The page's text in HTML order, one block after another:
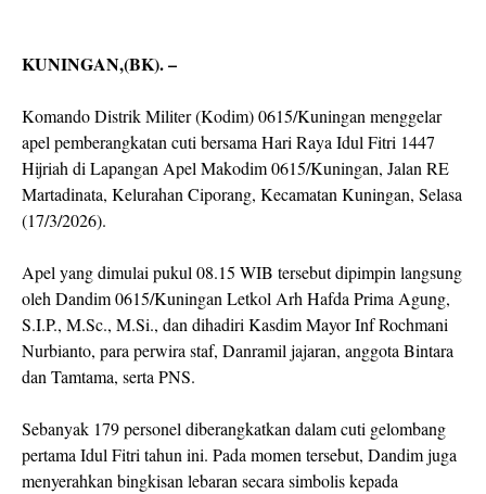
KUNINGAN,(BK). –
Komando Distrik Militer (Kodim) 0615/Kuningan menggelar
apel pemberangkatan cuti bersama Hari Raya Idul Fitri 1447
Hijriah di Lapangan Apel Makodim 0615/Kuningan, Jalan RE
Martadinata, Kelurahan Ciporang, Kecamatan Kuningan, Selasa
(17/3/2026).
Apel yang dimulai pukul 08.15 WIB tersebut dipimpin langsung
oleh Dandim 0615/Kuningan Letkol Arh Hafda Prima Agung,
S.I.P., M.Sc., M.Si., dan dihadiri Kasdim Mayor Inf Rochmani
Nurbianto, para perwira staf, Danramil jajaran, anggota Bintara
dan Tamtama, serta PNS.
Sebanyak 179 personel diberangkatkan dalam cuti gelombang
pertama Idul Fitri tahun ini. Pada momen tersebut, Dandim juga
menyerahkan bingkisan lebaran secara simbolis kepada